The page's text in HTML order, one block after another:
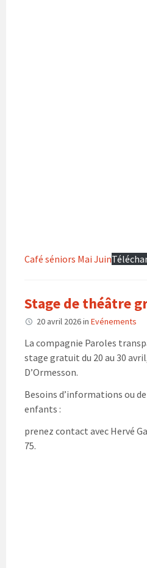
Café séniors Mai Juin
Stage de théâtre
20 avril 2026in Evénements
La compagnie Paroles
stage gratuit du 20 au 30
D’Ormesson.
Besoins d’informations ou
enfants :
prenez contact avec Hervé
75.